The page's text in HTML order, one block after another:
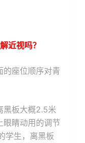
近视吗？
的座位顺序对青
黑板大概2.5米
眼睛动用的调节
学生，离黑板